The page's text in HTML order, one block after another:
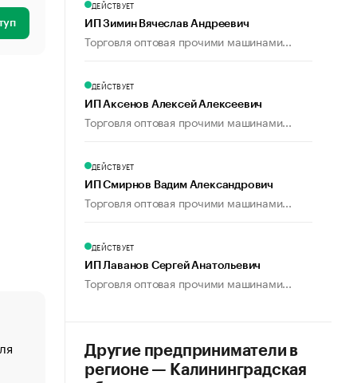
«От спорта тело стареет иначе». Как живет глава
создавшей GTA
ДЕЙСТВУЕТ
ИП Зимин Вячеслав Андреевич
Торговля оптовая прочими машинами...
ДЕЙСТВУЕТ
ИП Аксенов Алексей Алексеевич
Торговля оптовая прочими машинами...
ДЕЙСТВУЕТ
ИП Смирнов Вадим Александрович
Торговля оптовая прочими машинами...
ДЕЙСТВУЕТ
ИП Лаванов Сергей Анатольевич
Торговля оптовая прочими машинами...
Другие предприниматели в
регионе — Калининградская